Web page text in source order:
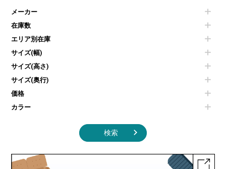
その他OA機器
コートハンガー・ポールハンガー
傘立て
食器棚・キッチンキャビネット
カタログスタンド
オフィスアクセサリーその他
カウンターテーブル
センターテーブル・サイドテーブル
ベンチ・スツール
ソファ
シェルフ
ダストボックス（ゴミ箱）
インテリア家具その他
冷蔵庫・洗濯機
空気清浄機・加湿器
液晶テレビ・モニター類
エアコン
掃除機
季節家電
メーカー
在庫数
エリア別在庫
サイズ(幅)
サイズ(高さ)
サイズ(奥行)
価格
カラー
検索